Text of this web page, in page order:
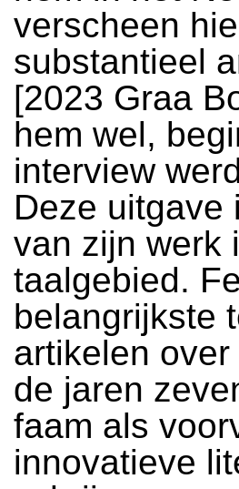
verscheen
substantieel
[2023 Graa
hem wel,
interview
Deze uitgave
van zijn werk
taalgebied.
belangrijkste
artikelen
de jaren
faam als
innovatieve